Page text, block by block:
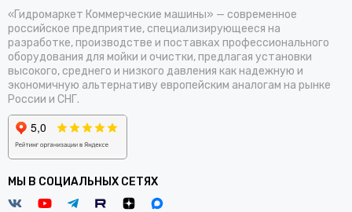
«Гидромаркет Коммерческие машины» — современное
российское предприятие, специализирующееся на
разработке, производстве и поставках профессионального
оборудования для мойки и очистки, предлагая установки
высокого, среднего и низкого давления как надежную и
экономичную альтернативу европейским аналогам на рынке
России и СНГ.
МЫ В СОЦИАЛЬНЫХ СЕТЯХ